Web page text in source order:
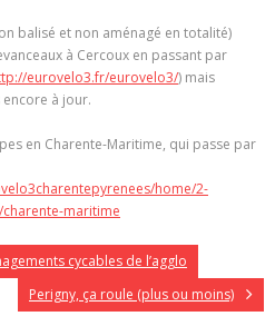
balisé et non aménagé en totalité)
à Cercoux en passant par
eurovelo3.fr/eurovelo3/) mais
encore à jour.
en Charente-Maritime, qui passe par
home/2-
maritime
cycables de l’agglo
Perigny, ça roule (plus ou moins)